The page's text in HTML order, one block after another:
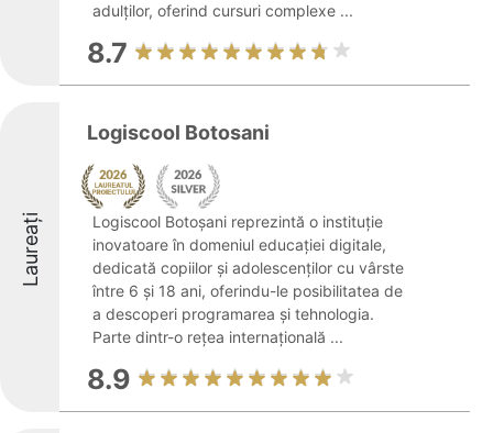
adulților, oferind cursuri complexe ...
8.7
Laureați
Logiscool Botosani
Logiscool Botoșani reprezintă o instituție
inovatoare în domeniul educației digitale,
dedicată copiilor și adolescenților cu vârste
între 6 și 18 ani, oferindu-le posibilitatea de
a descoperi programarea și tehnologia.
Parte dintr-o rețea internațională ...
8.9